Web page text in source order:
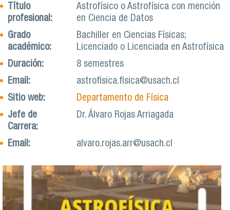
Título
profesional:
Astrofísico o Astrofísica con mención
en Ciencia de Datos
Grado
académico:
Bachiller en Ciencias Físicas;
Licenciado o Licenciada en Astrofísica
Duración:
8 semestres
Email:
astrofisica.fisica@usach.cl
Sitio web:
Departamento de Física
Jefe de
Carrera:
Dr. Álvaro Rojas Arriagada
Email: alvaro.rojas.arr@usach.cl